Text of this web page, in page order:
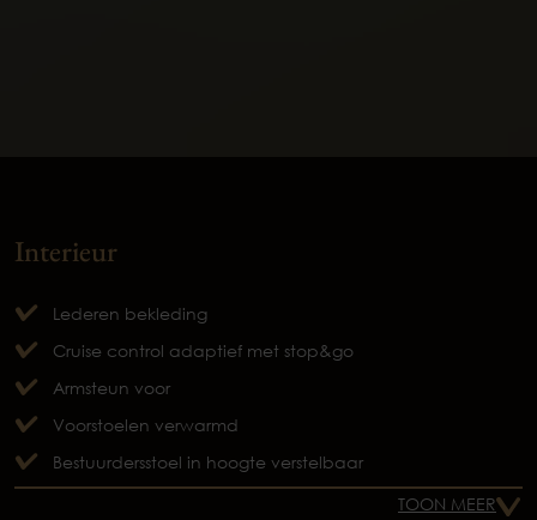
Interieur
Lederen bekleding
Cruise control adaptief met stop&go
Armsteun voor
Voorstoelen verwarmd
Bestuurdersstoel in hoogte verstelbaar
TOON MEER